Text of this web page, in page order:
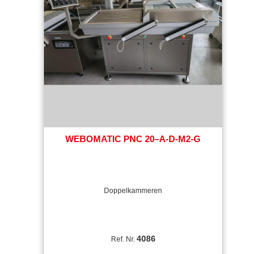
WEBOMATIC PNC 20–A-D-M2-G
Doppelkammeren
Ref. Nr. 4086